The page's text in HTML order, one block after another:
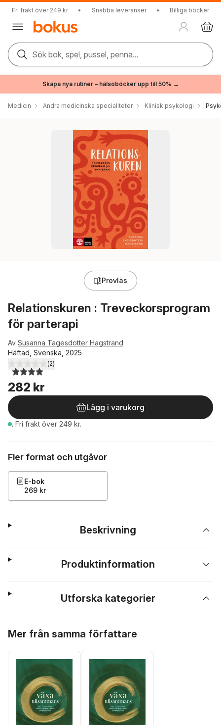
Fri frakt över 249 kr • Snabba leveranser • Billiga böcker
Sök bok, spel, pussel, penna...
Skapa nya rutiner – hälsoböcker upp till 50% →
Medicin Andra medicinska specialiteter Klinisk psykologi
Provläs
Relationskuren : Treveckorsprogram
för parterapi
Av Susanna Tagesdotter Hagstrand
Häftad, Svenska, 2025
4,0utav 5 stjärnor. Totalt antal röster:
(2)
282 kr
Lägg i varukorg
. Fri frakt över 249 kr.
Fler format och utgåvor
E-bok
269 kr
Beskrivning
Produktinformation
Utforska kategorier
Mer från samma författare